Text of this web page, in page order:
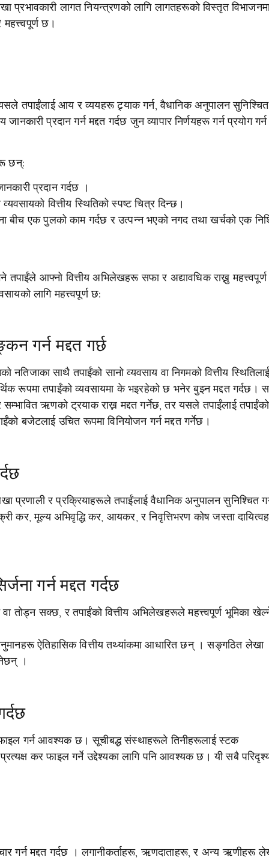
लागत नियन्त्रणको लागि लागतहरूको विस्तृत
छ।
तपाईंलाई आय र व्ययहरू ट्र्याक गर्न, वैधानिक अनुपालन सुनिश्चित
प्रदान गर्न मद्दत गर्दछ जुन व्यापार निर्णयहरू गर्न प्रयोग गर्न
छन्:
प्रदान गर्दछ ।
वित्तीय स्थितिको स्पष्ट चित्र दिन्छ।
बीच एक पुलको काम गर्दछ र उत्पन्न भएको नगद तथा खर्चको एक
तपाईंले आफ्नो वित्तीय अभिलेखहरू सफा र अद्यावधिक राख्नु
लागि महत्त्वपूर्ण छ:
गर्न मद्दत गर्छ
साथै तपाईंको सानो व्यवसाय वा निगमको वित्तीय
रूपमा तपाईंको व्यवसायमा के भइरहेको छ भनेर बुझ्न मद्दत गर्दछ।
ऋणको ट्रयाक राख्न मद्दत गर्नेछ, तर यसले तपाईंलाई
बजेटलाई उचित रूपमा विनियोजन गर्न मद्दत गर्नेछ।
र प्रक्रियाहरूले तपाईंलाई वैधानिक अनुपालन सुनिश्चित
कर, मूल्य अभिवृद्धि कर, आयकर, र निवृत्तिभरण कोष जस्ता
गर्न मद्दत गर्दछ
तोड्न सक्छ, र तपाईंको वित्तीय अभिलेखहरूले महत्त्वपूर्ण भूमिका
ऐतिहासिक वित्तीय तथ्यांकमा आधारित छन् । सङ्गठित लेखा
।
फाइल गर्न आवश्यक छ। सूचीबद्ध संस्थाहरूले तिनीहरूलाई स्टक
कर फाइल गर्ने उद्देश्यका लागि पनि आवश्यक छ। यी सबै
गर्न मद्दत गर्दछ । लगानीकर्ताहरू, ऋणदाताहरू, र अन्य ऋणीहरू